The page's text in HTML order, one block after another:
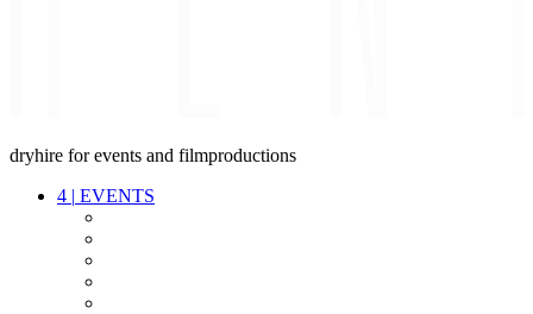
dryhire for events and filmproductions
4 | EVENTS